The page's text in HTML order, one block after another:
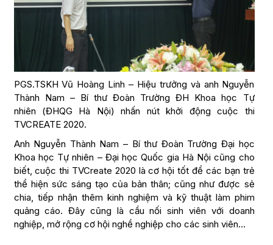
PGS.TSKH Vũ Hoàng Linh – Hiệu trưởng và anh Nguyễn
Thành Nam – Bí thư Đoàn Trường ĐH Khoa học Tự
nhiên (ĐHQG Hà Nội) nhấn nút khởi động cuộc thi
TVCREATE 2020.
Anh Nguyễn Thành Nam – Bí thư Đoàn Trường Đại học
Khoa học Tự nhiên – Đại học Quốc gia Hà Nội cũng cho
biết, cuộc thi TVCreate 2020 là cơ hội tốt để các bạn trẻ
thể hiện sức sáng tạo của bản thân; cũng như được sẻ
chia, tiếp nhận thêm kinh nghiệm và kỹ thuật làm phim
quảng cáo. Đây cũng là cầu nối sinh viên với doanh
nghiệp, mở rộng cơ hội nghề nghiệp cho các sinh viên…